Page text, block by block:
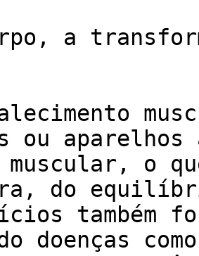
ou
muscular, o
do
também
doenças